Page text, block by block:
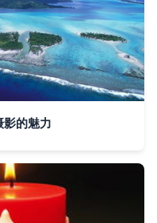
的魅力